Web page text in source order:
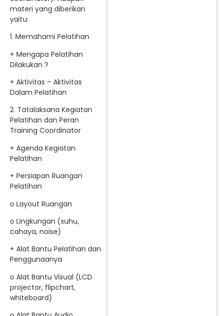
materi yang diberikan
yaitu:
1. Memahami Pelatihan
+ Mengapa Pelatihan
Dilakukan ?
+ Aktivitas – Aktivitas
Dalam Pelatihan
2. Tatalaksana Kegiatan
Pelatihan dan Peran
Training Coordinator
+ Agenda Kegiatan
Pelatihan
+ Persiapan Ruangan
Pelatihan
o Layout Ruangan
o Lingkungan (suhu,
cahaya, noise)
+ Alat Bantu Pelatihan dan
Penggunaanya
o Alat Bantu Visual (LCD
projector, flipchart,
whiteboard)